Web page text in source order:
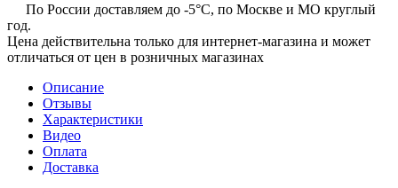
По России доставляем до -5°C, по Москве и МО круглый
год.
Цена действительна только для интернет-магазина и может
отличаться от цен в розничных магазинах
Описание
Отзывы
Характеристики
Видео
Оплата
Доставка